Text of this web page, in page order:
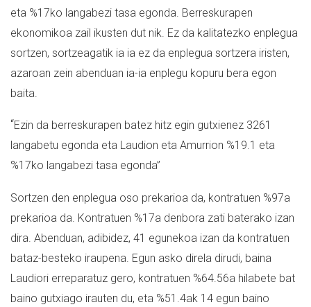
eta %17ko langabezi tasa egonda. Berreskurapen
ekonomikoa zail ikusten dut nik. Ez da kalitatezko enplegua
sortzen, sortzeagatik ia ia ez da enplegua sortzera iristen,
azaroan zein abenduan ia-ia enplegu kopuru bera egon
baita.
“Ezin da berreskurapen batez hitz egin gutxienez 3261
langabetu egonda eta Laudion eta Amurrion %19.1 eta
%17ko langabezi tasa egonda”
Sortzen den enplegua oso prekarioa da, kontratuen %97a
prekarioa da. Kontratuen %17a denbora zati baterako izan
dira. Abenduan, adibidez, 41 egunekoa izan da kontratuen
bataz-besteko iraupena. Egun asko direla dirudi, baina
Laudiori erreparatuz gero, kontratuen %64.56a hilabete bat
baino gutxiago irauten du, eta %51.4ak 14 egun baino